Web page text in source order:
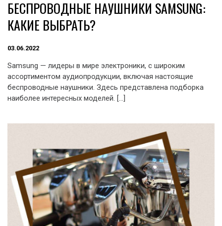
БЕСПРОВОДНЫЕ НАУШНИКИ SAMSUNG:
КАКИЕ ВЫБРАТЬ?
03.06.2022
Samsung — лидеры в мире электроники, с широким
ассортиментом аудиопродукции, включая настоящие
беспроводные наушники. Здесь представлена подборка
наиболее интересных моделей. […]